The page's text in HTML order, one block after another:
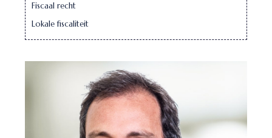
Fiscaal recht
Lokale fiscaliteit